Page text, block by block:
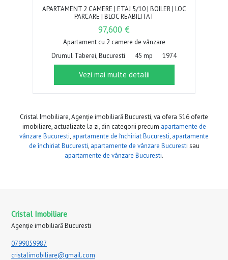
APARTAMENT 2 CAMERE | ETAJ 5/10 | BOILER | LOC
PARCARE | BLOC REABILITAT
97,600 €
Apartament cu 2 camere de vânzare
Drumul Taberei, Bucuresti
45 mp 1974
Vezi mai multe detalii
Cristal Imobiliare, Agenție imobiliară Bucuresti, va ofera 516 oferte
imobiliare, actualizate la zi, din categorii precum apartamente de
vânzare Bucuresti, apartamente de închiriat Bucuresti, apartamente
de închiriat Bucuresti, apartamente de vânzare Bucuresti sau
apartamente de vânzare Bucuresti.
Cristal Imobiliare
Agenție imobiliară Bucuresti
0799059987
cristalimobiliare@gmail.com